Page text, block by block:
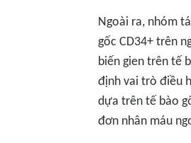
Ngoài ra, nhóm
gốc CD34+ trên
biến gien trên tế
định vai trò điều
dựa trên tế bào
đơn nhân máu